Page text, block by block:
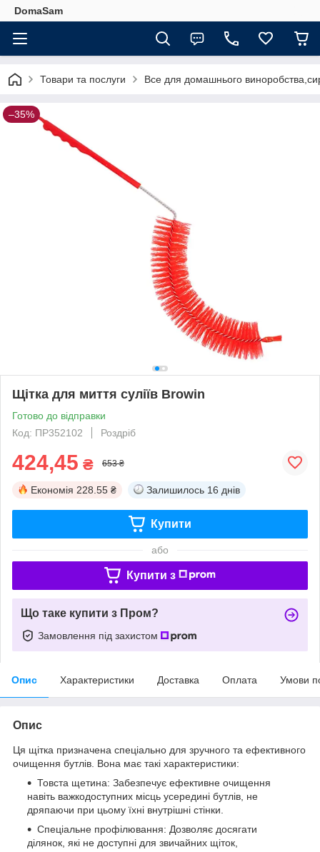
DomaSam
Товари та послуги Все для домашнього
–35%
Щітка для миття суліїв Browin
Готово до відправки
Код: ПР352102
Роздріб
424,45 ₴ 653 ₴
Економія 228.55 ₴ Залишилось 16 днів
Купити
або
Купити з
Що таке купити з Пром?
Замовлення під захистом
Опис Характеристики Доставка Оплата Умови
Опис
Ця щітка призначена спеціально для зручного та ефективного
очищення бутлів. Вона має такі характеристики:
Товста щетина: Забезпечує ефективне очищення
навіть важкодоступних місць усередині бутлів, не
дряпаючи при цьому їхні внутрішні стінки.
Спеціальне профілювання: Дозволяє досягати
ділянок, які не доступні для звичайних щіток,